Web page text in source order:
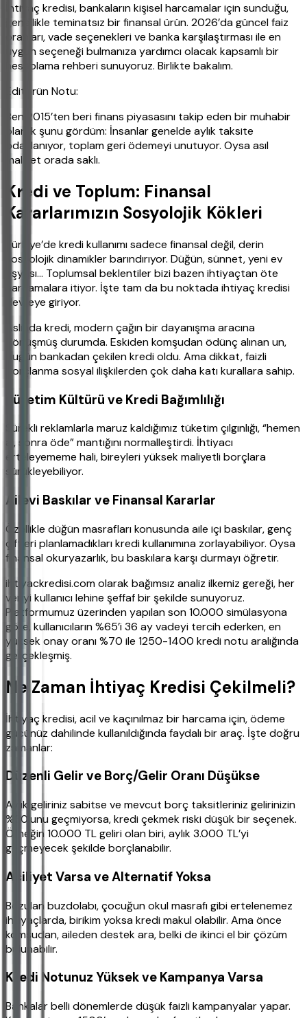
İhtiyaç kredisi, bankaların kişisel harcamalar için sunduğu,
genellikle teminatsız bir finansal ürün. 2026’da güncel faiz
oranları, vade seçenekleri ve banka karşılaştırması ile en
uygun seçeneği bulmanıza yardımcı olacak kapsamlı bir
hesaplama rehberi sunuyoruz. Birlikte bakalım.
Editörün Notu:
Ben 2015’ten beri finans piyasasını takip eden bir muhabir
olarak şunu gördüm: İnsanlar genelde aylık taksite
odaklanıyor, toplam geri ödemeyi unutuyor. Oysa asıl
maliyet orada saklı.
Kredi ve Toplum: Finansal
Kararlarımızın Sosyolojik Kökleri
Türkiye’de kredi kullanımı sadece finansal değil, derin
sosyolojik dinamikler barındırıyor. Düğün, sünnet, yeni ev
eşyası… Toplumsal beklentiler bizi bazen ihtiyaçtan öte
harcamalara itiyor. İşte tam da bu noktada ihtiyaç kredisi
devreye giriyor.
Aslında kredi, modern çağın bir dayanışma aracına
dönüşmüş durumda. Eskiden komşudan ödünç alınan un,
bugün bankadan çekilen kredi oldu. Ama dikkat, faizli
borçlanma sosyal ilişkilerden çok daha katı kurallara sahip.
Tüketim Kültürü ve Kredi Bağımlılığı
Sürekli reklamlarla maruz kaldığımız tüketim çılgınlığı, “hemen
al, sonra öde” mantığını normalleştirdi. İhtiyacı
erteleyememe hali, bireyleri yüksek maliyetli borçlara
sürükleyebiliyor.
Ailevi Baskılar ve Finansal Kararlar
Özellikle düğün masrafları konusunda aile içi baskılar, genç
çiftleri planlamadıkları kredi kullanımına zorlayabiliyor. Oysa
finansal okuryazarlık, bu baskılara karşı durmayı öğretir.
ihtiyackredisi.com olarak bağımsız analiz ilkemiz gereği, her
veriyi kullanıcı lehine şeffaf bir şekilde sunuyoruz.
Platformumuz üzerinden yapılan son 10.000 simülasyona
göre, kullanıcıların %65’i 36 ay vadeyi tercih ederken, en
yüksek onay oranı %70 ile 1250-1400 kredi notu aralığında
gerçekleşmiş.
Ne Zaman İhtiyaç Kredisi Çekilmeli?
İhtiyaç kredisi, acil ve kaçınılmaz bir harcama için, ödeme
gücünüz dahilinde kullanıldığında faydalı bir araç. İşte doğru
zamanlar:
Düzenli Gelir ve Borç/Gelir Oranı Düşükse
Aylık geliriniz sabitse ve mevcut borç taksitleriniz gelirinizin
%30’unu geçmiyorsa, kredi çekmek riski düşük bir seçenek.
Örneğin 10.000 TL geliri olan biri, aylık 3.000 TL’yi
geçmeyecek şekilde borçlanabilir.
Aciliyet Varsa ve Alternatif Yoksa
Bozulan buzdolabı, çocuğun okul masrafı gibi ertelenemez
ihtiyaçlarda, birikim yoksa kredi makul olabilir. Ama önce
komşudan, aileden destek ara, belki de ikinci el bir çözüm
bulunabilir.
Kredi Notunuz Yüksek ve Kampanya Varsa
Bankalar belli dönemlerde düşük faizli kampanyalar yapar.